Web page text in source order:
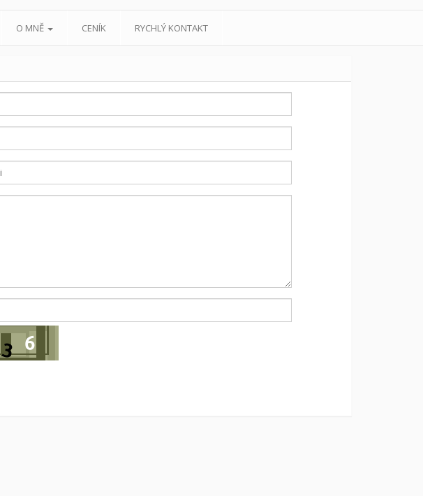
O MNĚ CENÍK RYCHLÝ KONTAKT